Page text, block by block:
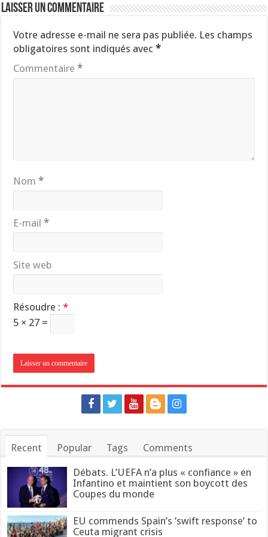
Laisser un commentaire
Votre adresse e-mail ne sera pas publiée. Les champs
obligatoires sont indiqués avec*
Commentaire*
Nom*
E-mail*
Site web
Résoudre :*
5 × 27 =
Recent Popular Tags Comments
Débats. L’UEFA n’a plus « confiance » en
Infantino et maintient son boycott des
Coupes du monde
EU commends Spain’s ‘swift response’ to
Ceuta migrant crisis